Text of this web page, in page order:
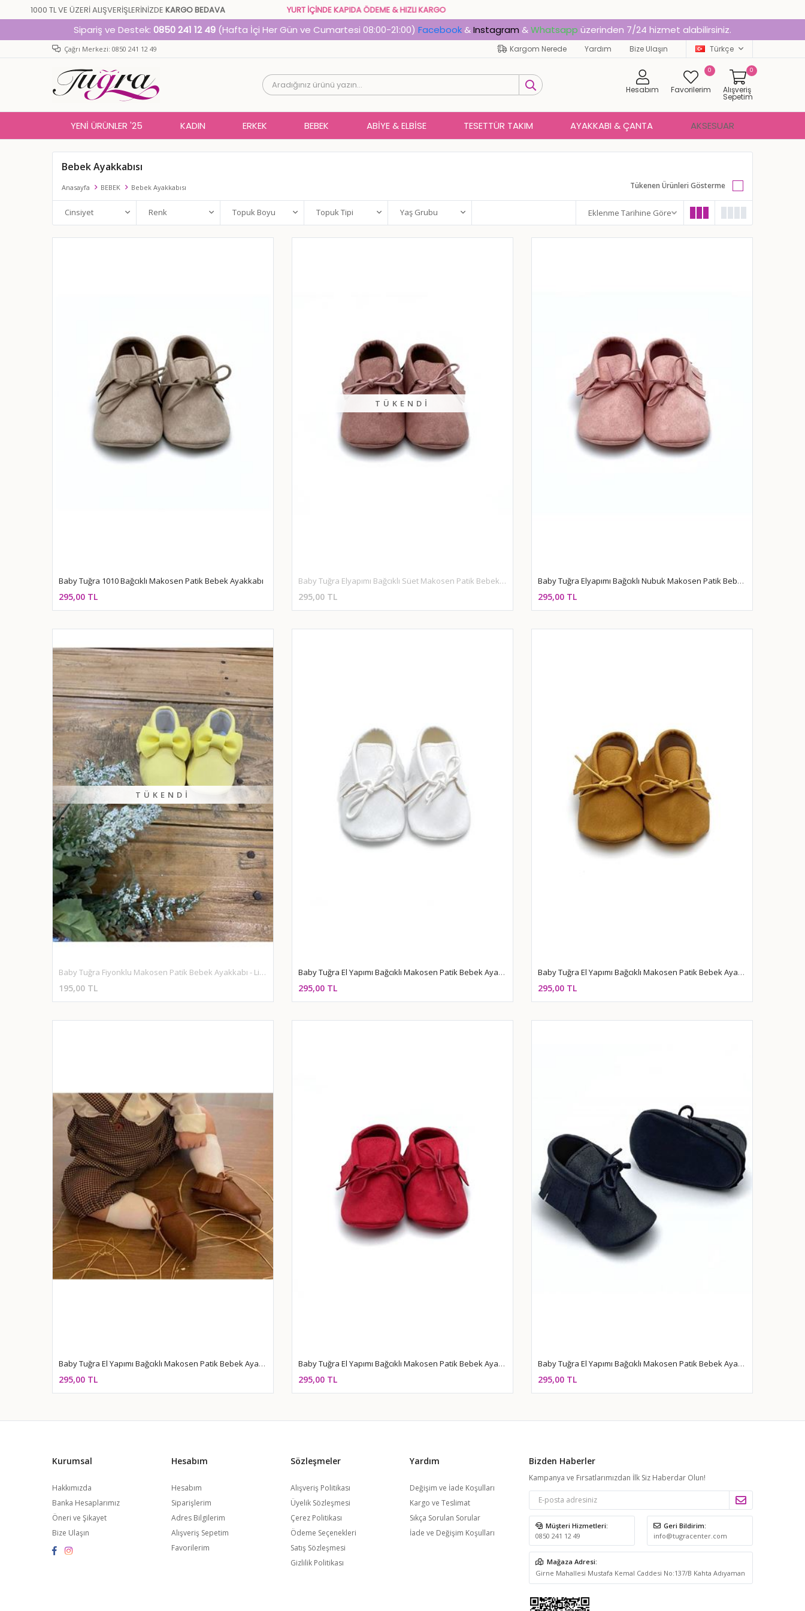
1000 TL VE ÜZERİ ALIŞVERİŞLERİNİZDEKARGO BEDAVA YURT İÇİNDE KAPIDA ÖDEME & HIZLI KARGO
Sipariş ve Destek: 0850 241 12 49 (Hafta İçi Her Gün ve Cumartesi 08:00-21:00) Facebook&Instagram &Whatsapp üzerinden 7/24 hizmet alabilirsiniz.
Çağrı Merkezi: 0850 241 12 49 Kargom Nerede Yardım Bize Ulaşın Türkçe
Hesabım Favorilerim
0
Alışveriş
Sepetim
0
YENİ ÜRÜNLER '25 KADIN ERKEK BEBEK ABIYE & ELBISE TESETTÜR TAKIM AYAKKABI & ÇANTA AKSESUAR
Bebek Ayakkabısı
Anasayfa BEBEK Bebek Ayakkabısı Tükenen Ürünleri Gösterme
Cinsiyet Renk Topuk Boyu Topuk Tipi Yaş Grubu
Baby Tuğra 1010 Bağcıklı Makosen Patik Bebek Ayakkabı
295,00 TL
TÜKENDI
Baby Tuğra Elyapımı Bağcıklı Süet Makosen Patik Bebek Ayakkabı-Gülkurusu
295,00 TL
Baby Tuğra Elyapımı Bağcıklı Nubuk Makosen Patik Bebek Ayakkabı-Pembe
295,00 TL
TÜKENDI
Baby Tuğra Fiyonklu Makosen Patik Bebek Ayakkabı - Limon Sarısı
195,00 TL
Baby Tuğra El Yapımı Bağcıklı Makosen Patik Bebek Ayakkabı - Beyaz
295,00 TL
Baby Tuğra El Yapımı Bağcıklı Makosen Patik Bebek Ayakkabı - Hardal
295,00 TL
Baby Tuğra El Yapımı Bağcıklı Makosen Patik Bebek Ayakkabı - Kahve
295,00 TL
Baby Tuğra El Yapımı Bağcıklı Makosen Patik Bebek Ayakkabı - Kırmızı
295,00 TL
Baby Tuğra El Yapımı Bağcıklı Makosen Patik Bebek Ayakkabı - Siyah
295,00 TL
Kurumsal
Hakkımızda
Banka Hesaplarımız
Öneri ve Şikayet
Bize Ulaşın
Hesabım
Hesabım
Siparişlerim
Adres Bilgilerim
Alışveriş Sepetim
Favorilerim
Sözleşmeler
Alışveriş Politikası
Üyelik Sözleşmesi
Çerez Politikası
Ödeme Seçenekleri
Satış Sözleşmesi
Gizlilik Politikası
Yardım
Değişim ve İade Koşulları
Kargo ve Teslimat
Sıkça Sorulan Sorular
İade ve Değişim Koşulları
Bizden Haberler
Kampanya ve Fırsatlarımızdan İlk Siz Haberdar Olun!
Müşteri Hizmetleri:
0850 241 12 49
Geri Bildirim:
info@tugracenter.com
Mağaza Adresi:
Girne Mahallesi Mustafa Kemal Caddesi No:137/B Kahta Adıyaman